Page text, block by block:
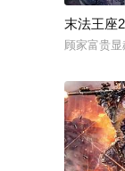
末法王座
顾家富贵